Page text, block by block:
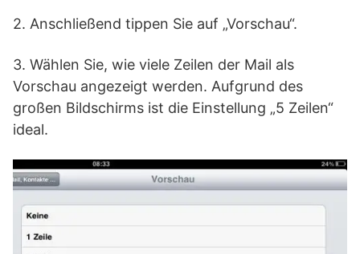
2. Anschließend tippen Sie auf „Vorschau“.
3. Wählen Sie, wie viele Zeilen der Mail als
Vorschau angezeigt werden. Aufgrund des
großen Bildschirms ist die Einstellung „5 Zeilen“
ideal.